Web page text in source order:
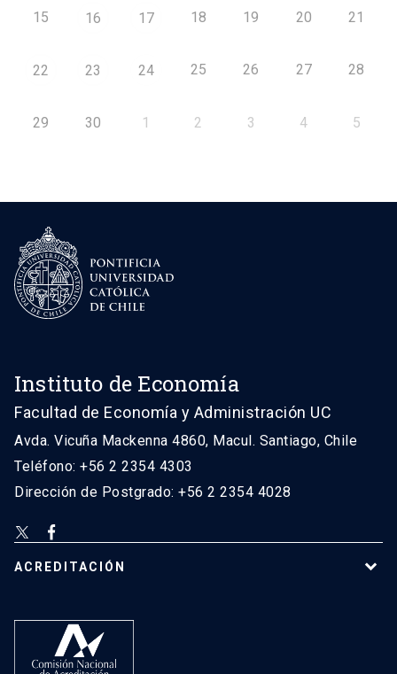
15 16 17 18 19 20 21
22 23 24 25 26 27 28
29 30 1 2 3 4 5
Instituto de Economía
Facultad de Economía y Administración UC
Avda. Vicuña Mackenna 4860, Macul. Santiago, Chile
Teléfono: +56 2 2354 4303
Dirección de Postgrado: +56 2 2354 4028
ACREDITACIÓN